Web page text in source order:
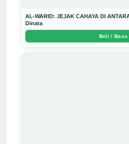
AL-WARID: JEJAK CAHAYA DI
Dinata
Beli / Baca